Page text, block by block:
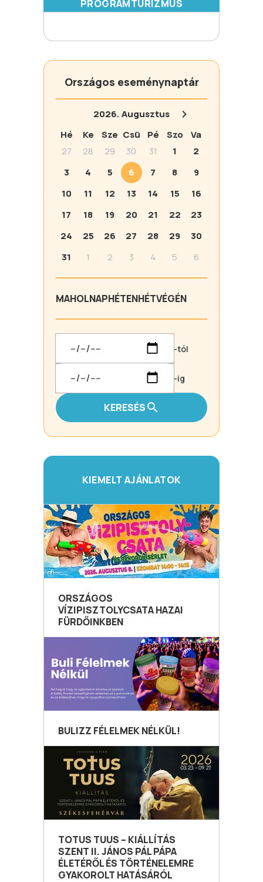
PROGRAMTURIZMUS
Országos eseménynaptár
2026.Augusztus
Hé
Ke Sze Csü Pé Szo
Va
27
28 29 30 31 1
2
3
4 5 6 7 8
9
10
11 12 13 14 15
16
17
18 19 20 21 22
23
24
25 26 27 28 29
30
31
1 2 3 4 5 6
MAHOLNAPHÉTENHÉTVÉGÉN
-tól
-ig
KERESÉS
KIEMELT AJÁNLATOK
ORSZÁGOS
VÍZIPISZTOLYCSATA HAZAI
FÜRDŐINKBEN
BULIZZ FÉLELMEK NÉLKÜL!
TOTUS TUUS – KIÁLLÍTÁS
SZENT II. JÁNOS PÁL PÁPA
ÉLETÉRŐL ÉS TÖRTÉNELEMRE
GYAKOROLT HATÁSÁRÓL